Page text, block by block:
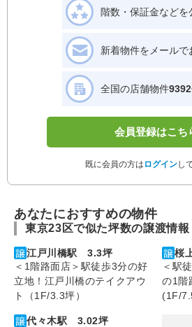
階数・保証金などを
新着物件をメールで
全国の店舗物件9392
会員登録はこち
既に会員の方は ログインし
あなたにおすすめの物件
東京23区で似た坪数の譲渡情報
江戸川橋駅 3.3坪
＜1階路面店＞駅徒歩3分の好
立地！江戸川橋のテイクアウ
ト（1F/3.3坪）
桜
＜駅
の1階
(1F/
代々木駅 3.02坪